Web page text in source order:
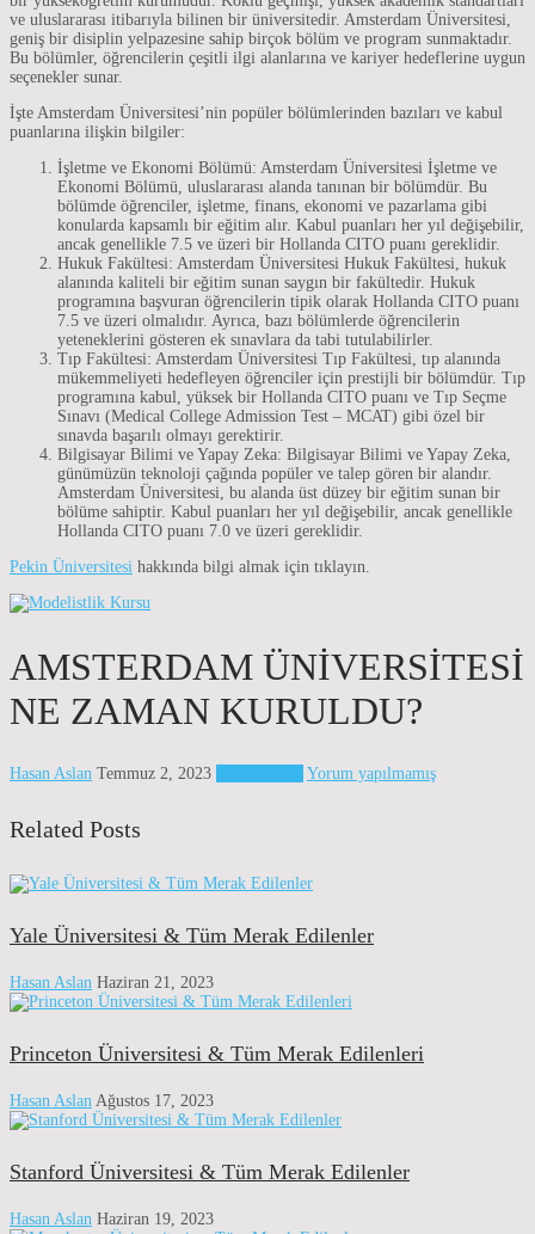
ve uluslararası itibarıyla bilinen bir üniversitedir. Amsterdam Üniversitesi,
geniş bir disiplin yelpazesine sahip birçok bölüm ve program sunmaktadır.
Bu bölümler, öğrencilerin çeşitli ilgi alanlarına ve kariyer hedeflerine uygun
seçenekler sunar.
İşte Amsterdam Üniversitesi’nin popüler bölümlerinden bazıları ve kabul
puanlarına ilişkin bilgiler:
İşletme ve Ekonomi Bölümü: Amsterdam Üniversitesi İşletme ve
Ekonomi Bölümü, uluslararası alanda tanınan bir bölümdür. Bu
bölümde öğrenciler, işletme, finans, ekonomi ve pazarlama gibi
konularda kapsamlı bir eğitim alır. Kabul puanları her yıl değişebilir,
ancak genellikle 7.5 ve üzeri bir Hollanda CITO puanı gereklidir.
Hukuk Fakültesi: Amsterdam Üniversitesi Hukuk Fakültesi, hukuk
alanında kaliteli bir eğitim sunan saygın bir fakültedir. Hukuk
programına başvuran öğrencilerin tipik olarak Hollanda CITO puanı
7.5 ve üzeri olmalıdır. Ayrıca, bazı bölümlerde öğrencilerin
yeteneklerini gösteren ek sınavlara da tabi tutulabilirler.
Tıp Fakültesi: Amsterdam Üniversitesi Tıp Fakültesi, tıp alanında
mükemmeliyeti hedefleyen öğrenciler için prestijli bir bölümdür. Tıp
programına kabul, yüksek bir Hollanda CITO puanı ve Tıp Seçme
Sınavı (Medical College Admission Test – MCAT) gibi özel bir
sınavda başarılı olmayı gerektirir.
Bilgisayar Bilimi ve Yapay Zeka: Bilgisayar Bilimi ve Yapay Zeka,
günümüzün teknoloji çağında popüler ve talep gören bir alandır.
Amsterdam Üniversitesi, bu alanda üst düzey bir eğitim sunan bir
bölüme sahiptir. Kabul puanları her yıl değişebilir, ancak genellikle
Hollanda CITO puanı 7.0 ve üzeri gereklidir.
Pekin Üniversitesi hakkında bilgi almak için tıklayın.
AMSTERDAM ÜNIVERSITESI
NE ZAMAN KURULDU?
Hasan Aslan Temmuz 2, 2023 Yorum yapılmamış
Related Posts
Yale Üniversitesi & Tüm Merak Edilenler
Hasan Aslan Haziran 21, 2023
Princeton Üniversitesi & Tüm Merak Edilenleri
Hasan Aslan Ağustos 17, 2023
Stanford Üniversitesi & Tüm Merak Edilenler
Hasan Aslan Haziran 19, 2023